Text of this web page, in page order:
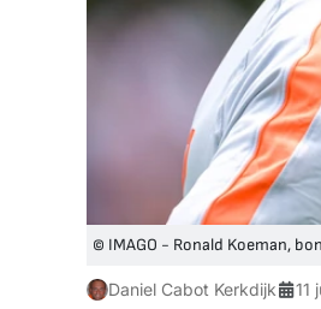
© IMAGO - Ronald Koeman,
Daniel Cabot Kerkdijk 11